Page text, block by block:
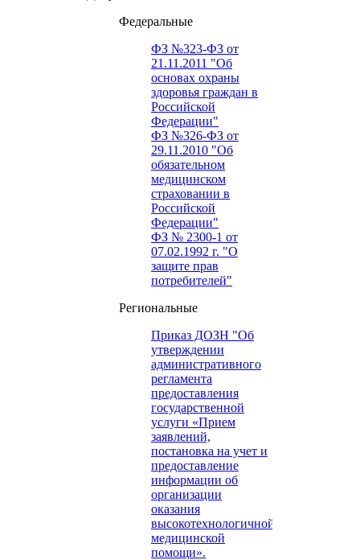
Федеральные
ФЗ №323-ФЗ от
21.11.2011 "Об
основах охраны
здоровья граждан в
Российской
Федерации"
ФЗ №326-ФЗ от
29.11.2010 "Об
обязательном
медицинском
страховании в
Российской
Федерации"
ФЗ № 2300-1 от
07.02.1992 г. "О
защите прав
потребителей"
Региональные
Приказ ДОЗН "Об
утверждении
административного
регламента
предоставления
государственной
услуги «Прием
заявлений,
постановка на учет и
предоставление
информации об
организации
оказания
высокотехнологичной
медицинской
помощи».